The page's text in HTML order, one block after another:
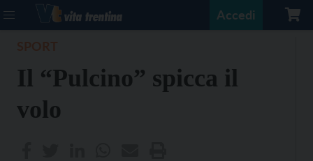
Accedi
Il “Pulcino” spicca il
volo